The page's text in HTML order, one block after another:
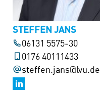
STEFFEN JANS
06131 5575-30
0176 40111433
steffen.jans@lvu.de